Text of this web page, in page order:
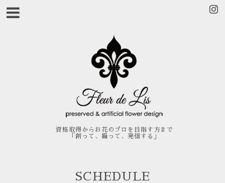
資格取得からお花のプロを目指す方まで
「創って、撮って、発信する」
SCHEDULE